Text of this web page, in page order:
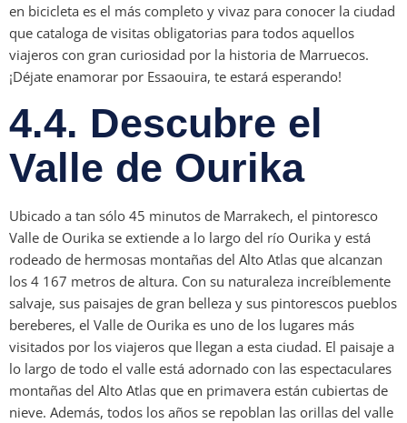
en bicicleta es el más completo y vivaz para conocer la ciudad
que cataloga de visitas obligatorias para todos aquellos
viajeros con gran curiosidad por la historia de Marruecos.
¡Déjate enamorar por Essaouira, te estará esperando!
4.4. Descubre el
Valle de Ourika
Ubicado a tan sólo 45 minutos de Marrakech, el pintoresco
Valle de Ourika se extiende a lo largo del río Ourika y está
rodeado de hermosas montañas del Alto Atlas que alcanzan
los 4 167 metros de altura. Con su naturaleza increíblemente
salvaje, sus paisajes de gran belleza y sus pintorescos pueblos
bereberes, el Valle de Ourika es uno de los lugares más
visitados por los viajeros que llegan a esta ciudad. El paisaje a
lo largo de todo el valle está adornado con las espectaculares
montañas del Alto Atlas que en primavera están cubiertas de
nieve. Además, todos los años se repoblan las orillas del valle